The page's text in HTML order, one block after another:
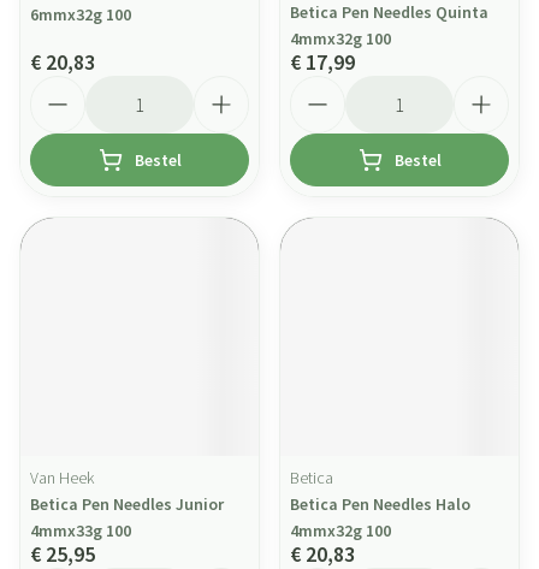
6mmx32g 100
€ 20,83
Bestel
Betica Pen Needles Quinta
4mmx32g 100
€ 17,99
Bestel
Van Heek
Betica Pen Needles Junior
4mmx33g 100
€ 25,95
Betica
Betica Pen Needles Halo
4mmx32g 100
€ 20,83